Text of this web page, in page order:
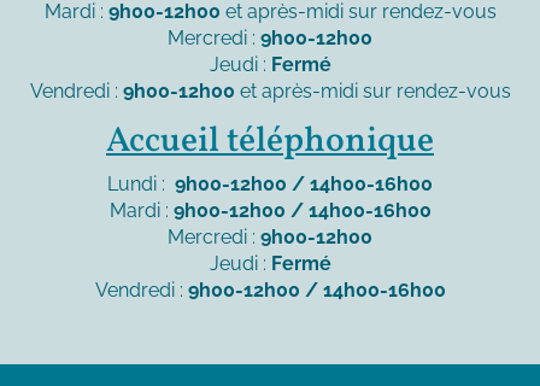
Mardi : 9h00-12h00 et après-midi sur rendez-vous
Mercredi : 9h00-12h00
Jeudi : Fermé
Vendredi : 9h00-12h00 et après-midi sur rendez-vous
Accueil téléphonique
Lundi : 9h00-12h00 / 14h00-16h00
Mardi : 9h00-12h00 / 14h00-16h00
Mercredi : 9h00-12h00
Jeudi : Fermé
Vendredi : 9h00-12h00 / 14h00-16h00